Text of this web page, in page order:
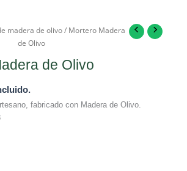
madera de olivo/ Mortero Madera
de Olivo
de Olivo
fabricado con Madera de Olivo.